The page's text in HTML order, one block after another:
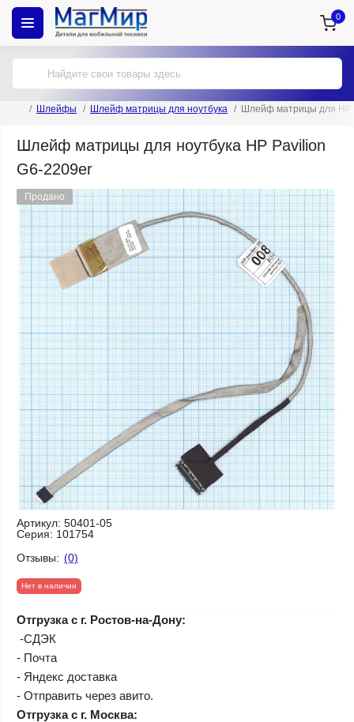
0
Шлейфы Шлейф матрицы для ноутбука Шлейф матрицы для HP
Шлейф матрицы для ноутбука HP Pavilion
G6-2209er
Продано
Артикул: 50401-05
Серия: 101754
Отзывы: (0)
Нет в наличии
Отгрузка с г. Ростов-на-Дону:
-СДЭК
- Почта
- Яндекс доставка
- Отправить через авито.
Отгрузка с г. Москва: